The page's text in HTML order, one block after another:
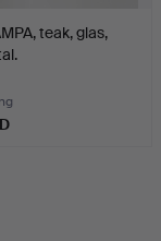
teak, glas,